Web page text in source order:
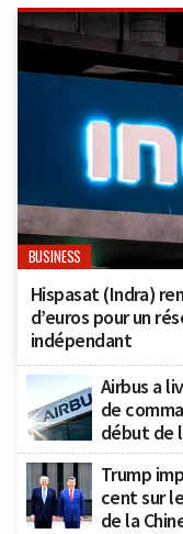
BUSINESS
Hispasat (Indra)
d’euros pour un
indépendant
Airbus a
de
début de
Trump
cent sur
de la